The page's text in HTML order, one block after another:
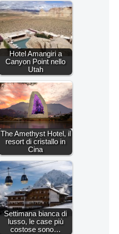
Hotel Amangiri a
Canyon Point nello
Utah
The Amethyst Hotel, il
resort di cristallo in
Cina
Settimana bianca di
lusso, le case più
costose sono…